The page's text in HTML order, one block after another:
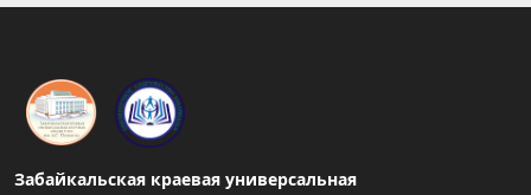
Забайкальская краевая универсальная